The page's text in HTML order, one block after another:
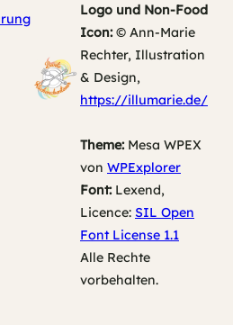
Logo und Non-Food
Icon:© Ann-Marie
Rechter, Illustration
& Design,
https://illumarie.de/
Theme:Mesa WPEX
von WPExplorer
Font:Lexend,
Licence: SIL Open
Font License 1.1
Alle Rechte
vorbehalten.